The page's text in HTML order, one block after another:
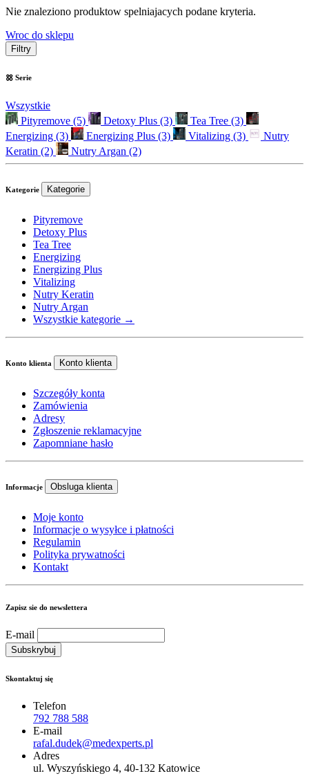
Nie znaleziono produktow spelniajacych podane kryteria.
Wroc do sklepu
Filtry
Serie
Wszystkie
Pityremove (5) Detoxy Plus (3) Tea Tree (3)
Energizing (3) Energizing Plus (3) Vitalizing (3)
Nutry
Keratin (2) Nutry Argan (2)
Kategorie Kategorie
Pityremove
Detoxy Plus
Tea Tree
Energizing
Energizing Plus
Vitalizing
Nutry Keratin
Nutry Argan
Wszystkie kategorie →
Konto klienta Konto klienta
Szczegóły konta
Zamówienia
Adresy
Zgłoszenie reklamacyjne
Zapomniane hasło
Informacje Obsluga klienta
Moje konto
Informacje o wysyłce i płatności
Regulamin
Polityka prywatności
Kontakt
Zapisz sie do newslettera
E-mail
Skontaktuj się
Telefon
792 788 588
E-mail
rafal.dudek@medexperts.pl
Adres
ul. Wyszyńskiego 4, 40-132 Katowice